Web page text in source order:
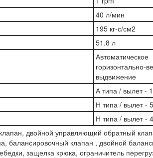
40 л/мин
195 кг-с/см2
51.8 л
Автоматическое
горизонтально-
выдвижение
А типа / вылет -
Н типа / вылет -
Н типа / вылет -
двойной управляющий обратный
балансировочный клапан , двойной
защелка крюка, ограничитель